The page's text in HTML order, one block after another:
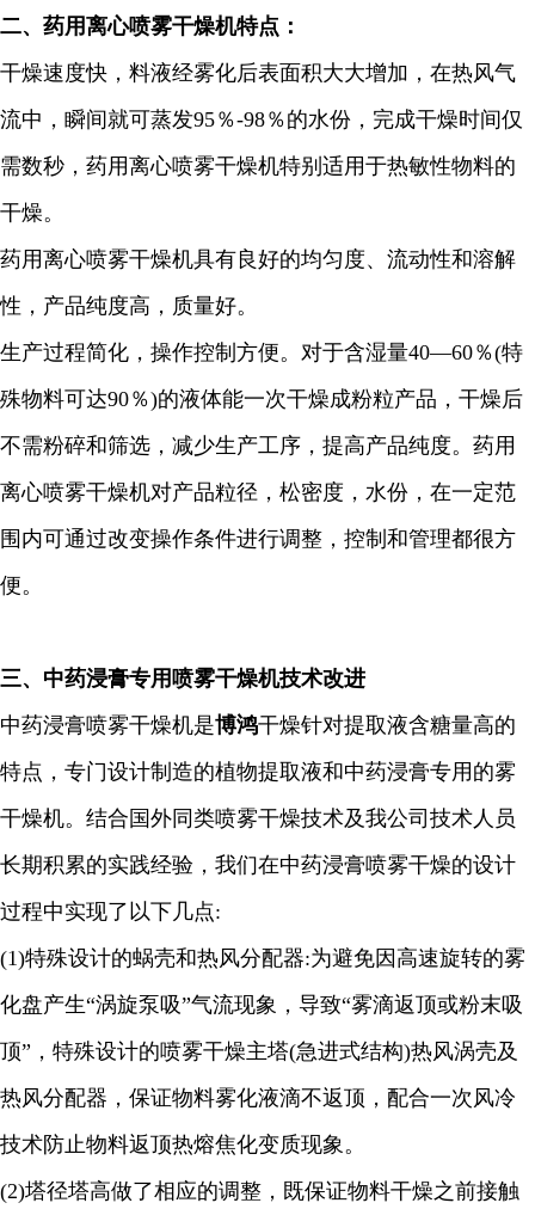
二、 药用离心喷雾干燥机特点：
干燥速度快，料液经雾化后表面积大大增加，在热风气
流中，瞬间就可蒸发95％-98％的水份，完成干燥时间仅
需数秒，药用离心喷雾干燥机特别适用于热敏性物料的
干燥。
药用离心喷雾干燥机具有良好的均匀度、流动性和溶解
性，产品纯度高，质量好。
生产过程简化，操作控制方便。对于含湿量40—60％(特
殊物料可达90％)的液体能一次干燥成粉粒产品，干燥后
不需粉碎和筛选，减少生产工序，提高产品纯度。药用
离心喷雾干燥机对产品粒径，松密度，水份，在一定范
围内可通过改变操作条件进行调整，控制和管理都很方
便。
三、中药浸膏专用喷雾干燥机技术改进
中药浸膏喷雾干燥机是博鸿干燥针对提取液含糖量高的
特点，专门设计制造的植物提取液和中药浸膏专用的雾
干燥机。结合国外同类喷雾干燥技术及我公司技术人员
长期积累的实践经验，我们在中药浸膏喷雾干燥的设计
过程中实现了以下几点:
(1)特殊设计的蜗壳和热风分配器:为避免因高速旋转的雾
化盘产生“涡旋泵吸”气流现象，导致“雾滴返顶或粉末吸
顶”，特殊设计的喷雾干燥主塔(急进式结构)热风涡壳及
热风分配器，保证物料雾化液滴不返顶，配合一次风冷
技术防止物料返顶热熔焦化变质现象。
(2)塔径塔高做了相应的调整，既保证物料干燥之前接触